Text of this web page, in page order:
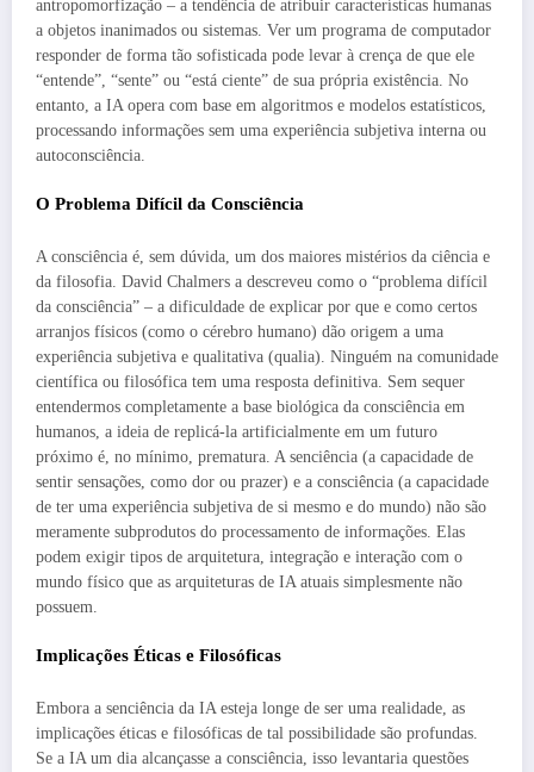
antropomorfização – a tendência de atribuir características humanas
a objetos inanimados ou sistemas. Ver um programa de computador
responder de forma tão sofisticada pode levar à crença de que ele
“entende”, “sente” ou “está ciente” de sua própria existência. No
entanto, a IA opera com base em algoritmos e modelos estatísticos,
processando informações sem uma experiência subjetiva interna ou
autoconsciência.
O Problema Difícil da Consciência
A consciência é, sem dúvida, um dos maiores mistérios da ciência e
da filosofia. David Chalmers a descreveu como o “problema difícil
da consciência” – a dificuldade de explicar por que e como certos
arranjos físicos (como o cérebro humano) dão origem a uma
experiência subjetiva e qualitativa (qualia). Ninguém na comunidade
científica ou filosófica tem uma resposta definitiva. Sem sequer
entendermos completamente a base biológica da consciência em
humanos, a ideia de replicá-la artificialmente em um futuro
próximo é, no mínimo, prematura. A senciência (a capacidade de
sentir sensações, como dor ou prazer) e a consciência (a capacidade
de ter uma experiência subjetiva de si mesmo e do mundo) não são
meramente subprodutos do processamento de informações. Elas
podem exigir tipos de arquitetura, integração e interação com o
mundo físico que as arquiteturas de IA atuais simplesmente não
possuem.
Implicações Éticas e Filosóficas
Embora a senciência da IA esteja longe de ser uma realidade, as
implicações éticas e filosóficas de tal possibilidade são profundas.
Se a IA um dia alcançasse a consciência, isso levantaria questões